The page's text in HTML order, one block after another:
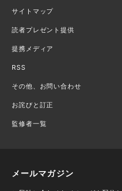
サイトマップ
読者プレゼント提供
提携メディア
RSS
その他、お問い合わせ
お詫びと訂正
監修者一覧
メールマガジン